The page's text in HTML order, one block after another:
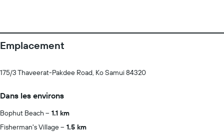
Emplacement
175/3 Thaveerat-Pakdee Road, Ko Samui 84320
Dans les environs
Bophut Beach
1.1 km
Fisherman's Village
1.5 km